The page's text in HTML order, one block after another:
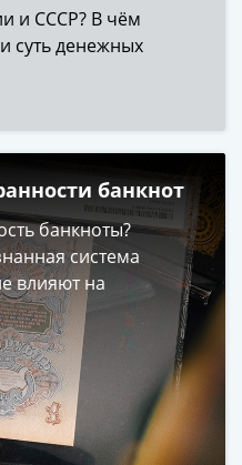
и СССР? В чём
суть денежных
банкнот
банкноты?
система
влияют на